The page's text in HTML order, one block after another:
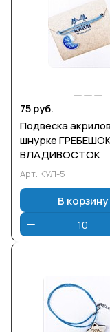
75 руб.
Подвеска
шнурке
ВЛАДИВОСТОК
Арт. КУЛ-5
В корзину